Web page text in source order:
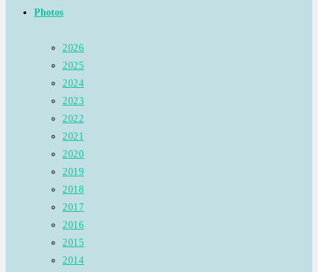
Photos
2026
2025
2024
2023
2022
2021
2020
2019
2018
2017
2016
2015
2014